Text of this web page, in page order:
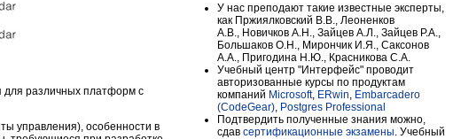
для различных платформ с
управления), особенности в
У нас преподают такие известные эксперты,
как Пржиялковский В.В., Леоненков
А.В., Новичков А.Н., Зайцев А.Л., Зайцев Р.А.,
Большаков О.Н., Мирончик И.Я., Саксонов
А.А., Пригодина Н.Ю., Красникова С.А.
Учебный центр "Интерфейс" проводит
авторизованные курсы по продуктам
компаний Microsoft, ERwin Embarcadero
(CodeGear) Postgres Professional
Подтвердить полученные знания можно,
сдав сертификационные экзамены . Учебный